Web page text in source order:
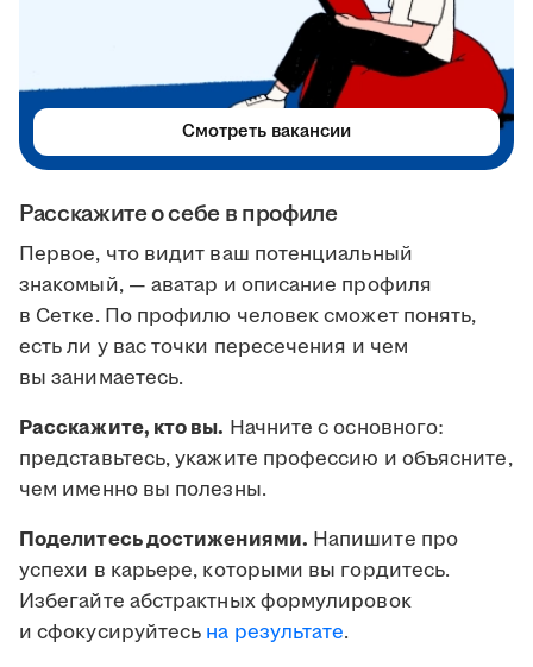
Расскажите о себе в профиле
Первое, что видит ваш потенциальный
знакомый, — аватар и описание профиля
в Сетке. По профилю человек сможет понять,
есть ли у вас точки пересечения и чем
вы занимаетесь.
Расскажите, кто вы. Начните с основного:
представьтесь, укажите профессию и объясните,
чем именно вы полезны.
Поделитесь достижениями. Напишите про
успехи в карьере, которыми вы гордитесь.
Избегайте абстрактных формулировок
и сфокусируйтесь на результате.
Смотреть вакансии